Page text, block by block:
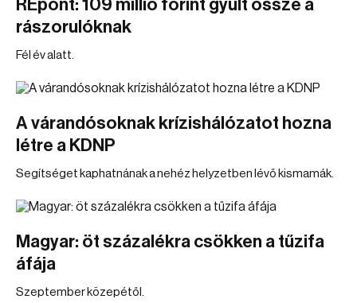
REpont: 109 millió forint gyűlt össze a
rászorulóknak
Fél év alatt.
A várandósoknak krízishálózatot hozna
létre a KDNP
Segítséget kaphatnának a nehéz helyzetben lévő kismamák.
Magyar: öt százalékra csökken a tűzifa
áfája
Szeptember közepétől.